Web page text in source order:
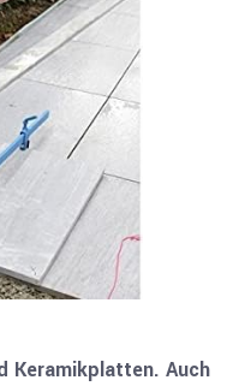
Keramikplatten. Auch